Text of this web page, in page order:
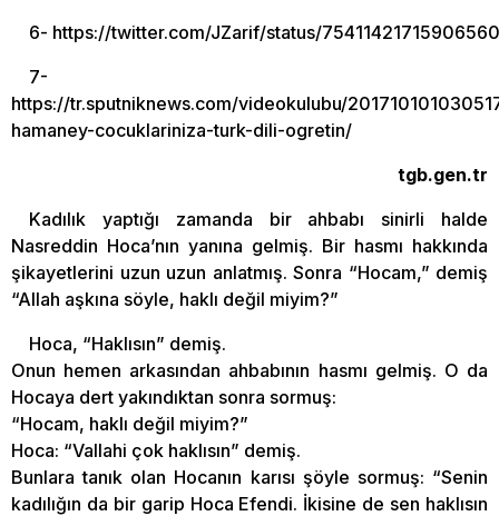
6- https://twitter.com/JZarif/status/
7-
https://tr.sputniknews.com/videokulubu/
hamaney-cocuklariniza-turk-dili-ogretin/
tgb.gen.tr
Kadılık yaptığı zamanda bir ahbabı sinirli halde
Nasreddin Hoca’nın yanına gelmiş. Bir hasmı hakkında
şikayetlerini uzun uzun anlatmış. Sonra “Hocam,” demiş
“Allah aşkına söyle, haklı değil miyim?”
Hoca, “Haklısın” demiş.
Onun hemen arkasından ahbabının hasmı gelmiş. O da
Hocaya dert yakındıktan sonra sormuş:
“Hocam, haklı değil miyim?”
Hoca: “Vallahi çok haklısın” demiş.
Bunlara tanık olan Hocanın karısı şöyle sormuş: “Senin
kadılığın da bir garip Hoca Efendi. İkisine de sen haklısın